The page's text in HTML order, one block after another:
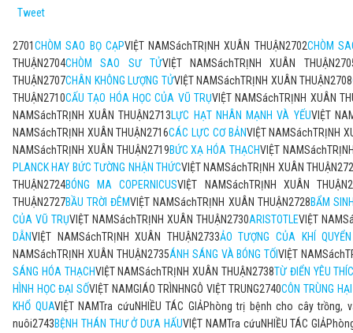
Tweet
2701CHÒM SAO BỌ CẠPVIỆT NAMSáchTRỊNH XUÂN THUẬN2702CHÒM
THUẬN2704CHÒM SAO SƯ TỬVIỆT NAMSáchTRỊNH XUÂN
THUẬN2707CHÂN KHÔNG LƯỢNG TỬVIỆT NAMSáchTRỊNH XUÂN THUẬN2708
THUẬN2710CẤU TẠO HÓA HỌC CỦA VŨ TRỤVIỆT NAMSáchTRỊNH XUÂN
NAMSáchTRỊNH XUÂN THUẬN2713LỰC HẠT NHÂN MẠNH VÀ YẾUVIỆT
NAMSáchTRỊNH XUÂN THUẬN2716CÁC LỰC CƠ BẢNVIỆT NAMSáchTRỊNH
NAMSáchTRỊNH XUÂN THUẬN2719BỨC XẠ HÓA THẠCHVIỆT
PLANCK HAY BỨC TƯỜNG NHẬN THỨCVIỆT NAMSáchTRỊNH XUÂN
THUẬN2724BÓNG MA COPERNICUSVIỆT NAMSáchTRỊNH XUÂN
THUẬN2727BẦU TRỜI ĐÊMVIỆT NAMSáchTRỊNH XUÂN THUẬN2728BẨM
CỦA VŨ TRỤVIỆT NAMSáchTRỊNH XUÂN THUẬN2730ARISTOTLEVIỆT
DẪNVIỆT NAMSáchTRỊNH XUÂN THUẬN2733ẢO TƯỢNG CỦA KHÍ
NAMSáchTRỊNH XUÂN THUẬN2735ÁNH SÁNG VÀ BÓNG TỐIVIỆT
SÁNG HÓA THẠCHVIỆT NAMSáchTRỊNH XUÂN THUẬN2738TỪ ĐIỂN YÊU
HÌNH HỌC ĐẠI SỐVIỆT NAMGIÁO TRÌNHNGÔ VIỆT TRUNG2740CÔN TRÙNG
KHỔ QUAVIỆT NAMTra cứuNHIỀU TÁC GIẢPhòng trị bệnh cho cây trồng,
nuôi2743BỆNH THÁN THƯ Ở DƯA HẤUVIỆT NAMTra cứuNHIỀU TÁC